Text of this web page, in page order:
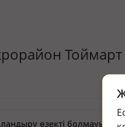
Тоймарт
өзекті болмауы